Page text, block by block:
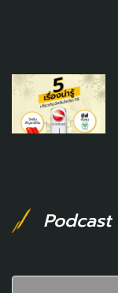
Podcast